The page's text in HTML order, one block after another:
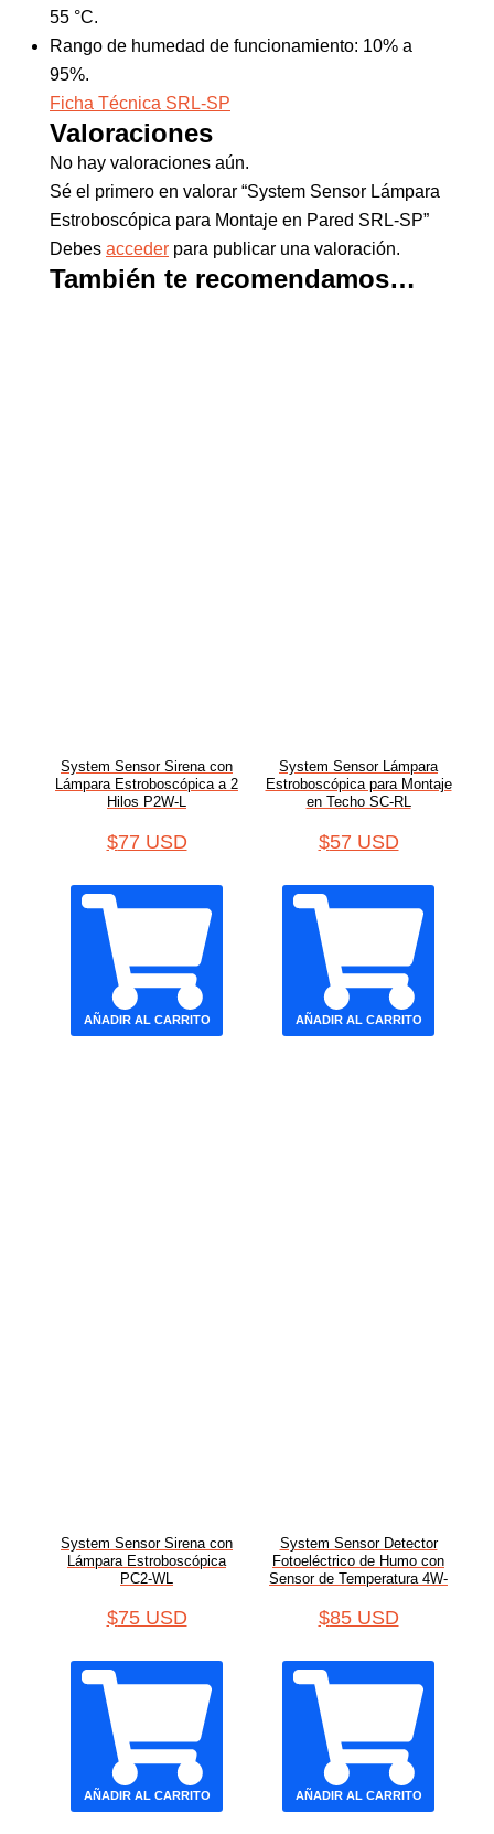
55 °C.
Rango de humedad de funcionamiento: 10% a
95%.
Ficha Técnica SRL-SP
Valoraciones
No hay valoraciones aún.
Sé el primero en valorar “System Sensor Lámpara
Estroboscópica para Montaje en Pared SRL-SP”
Debes acceder para publicar una valoración.
También te recomendamos…
System Sensor Sirena con
Lámpara Estroboscópica a 2
Hilos P2W-L
$77 USD
AÑADIR AL CARRITO
System Sensor Lámpara
Estroboscópica para Montaje
en Techo SC-RL
$57 USD
AÑADIR AL CARRITO
System Sensor Sirena con
Lámpara Estroboscópica
PC2-WL
$75 USD
AÑADIR AL CARRITO
System Sensor Detector
Fotoeléctrico de Humo con
Sensor de Temperatura 4W-
$85 USD
AÑADIR AL CARRITO